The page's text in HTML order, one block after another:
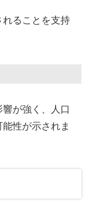
れることを支持
が強く、人口
性が示されま